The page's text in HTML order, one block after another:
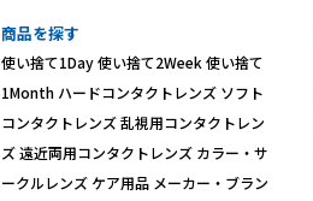
商品を探す
使い捨て1Day 使い捨て2Week 使い捨て
1Month ハードコンタクトレンズ ソフト
コンタクトレンズ 乱視用コンタクトレン
ズ 遠近両用コンタクトレンズ カラー・サ
ークルレンズ ケア用品 メーカー・ブラン